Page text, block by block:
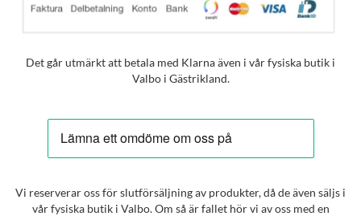
Det går utmärkt att betala med Klarna även i vår fysiska butik i
Valbo i Gästrikland.
Vi reserverar oss för slutförsäljning av produkter, då de även säljs i
vår fysiska butik i Valbo. Om så är fallet hör vi av oss med en